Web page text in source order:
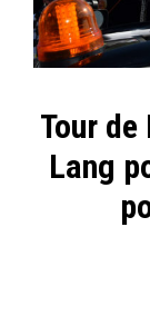
Tour de
Lang